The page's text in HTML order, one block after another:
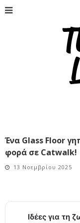
Ένα Glass Floor
φορά σε Catwalk!
13 Νοεμβρίου 2025
Ιδέες για τη